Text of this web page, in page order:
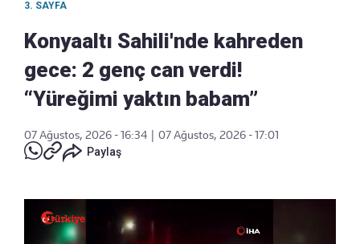
3. SAYFA
Konyaaltı Sahili'nde kahreden
gece: 2 genç can verdi!
“Yüreğimi yaktın babam”
07 Ağustos, 2026 - 16:34
07 Ağustos, 2026 - 17:01
Paylaş